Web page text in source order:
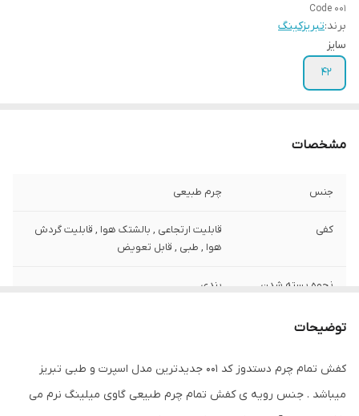
Code 001
برند:تبریزکینگ
سایز
42
مشخصات
جنس چرم طبیعی
کفی
قابلیت ارتجاعی , بالشتک هوا , قابلیت گردش
هوا , طبی , قابل تعویض
نحوه بسته شدن
بندی
برابر سایش
ظاهری شیک و بروز با استایل اسپرت و نیمه
توضیحات
کفش تمام چرم دستدوز کد 001 جدیدترین مدل اسپرت و طبی تبریز
میباشد . جنس رویه ی کفش تمام چرم طبیعی گاوی میلینگ نرم می